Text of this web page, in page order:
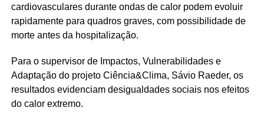
cardiovasculares durante ondas de calor podem evoluir
rapidamente para quadros graves, com possibilidade de
morte antes da hospitalização.
Para o supervisor de Impactos, Vulnerabilidades e
Adaptação do projeto Ciência&Clima, Sávio Raeder, os
resultados evidenciam desigualdades sociais nos efeitos
do calor extremo.